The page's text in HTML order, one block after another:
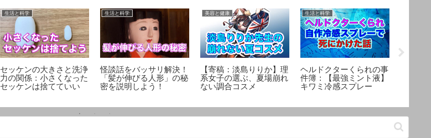
生活と科学
セッケンの大きさと洗浄
力の関係：小さくなった
セッケンは捨てていい
生活と科学
怪談話をバッサリ解決！
「髪が伸びる人形」の秘
密を説明しよう！
美容と健康
【寄稿：淡島りりか】理
系女子の選ぶ、夏場崩れ
ない調合コスメ
生活と科学
ヘルドクターくられの事
件簿：【最強ミント液】
キワミ冷感スプレー